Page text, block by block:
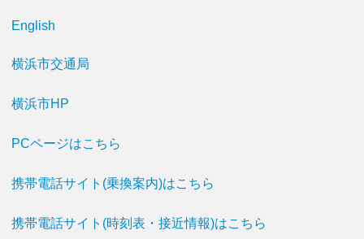
English
横浜市交通局
横浜市HP
PCページはこちら
携帯電話サイト(乗換案内)はこちら
携帯電話サイト(時刻表・接近情報)はこちら